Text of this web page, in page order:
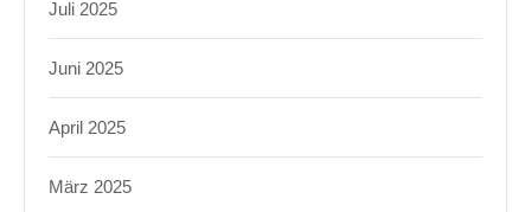
Juli 2025
Juni 2025
April 2025
März 2025